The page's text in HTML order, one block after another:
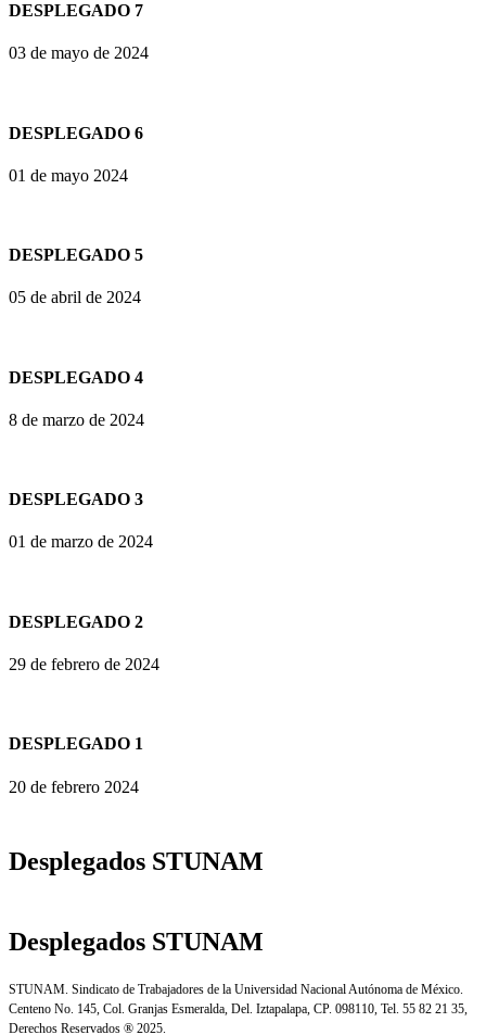
DESPLEGADO 7
03 de mayo de 2024
DESPLEGADO 6
01 de mayo 2024
DESPLEGADO 5
05 de abril de 2024
DESPLEGADO 4
8 de marzo de 2024
DESPLEGADO 3
01 de marzo de 2024
DESPLEGADO 2
29 de febrero de 2024
DESPLEGADO 1
20 de febrero 2024
Desplegados STUNAM
Desplegados STUNAM
STUNAM. Sindicato de Trabajadores de la Universidad Nacional Autónoma de México.
Centeno No. 145, Col. Granjas Esmeralda, Del. Iztapalapa, CP. 098110, Tel. 55 82 21 35,
Derechos Reservados ® 2025.